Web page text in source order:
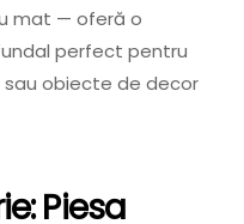
mat — oferă o
perfect pentru
obiecte de decor
Piesa